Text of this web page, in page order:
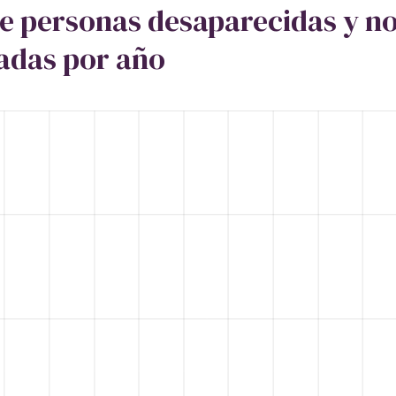
personas desaparecidas y
por año